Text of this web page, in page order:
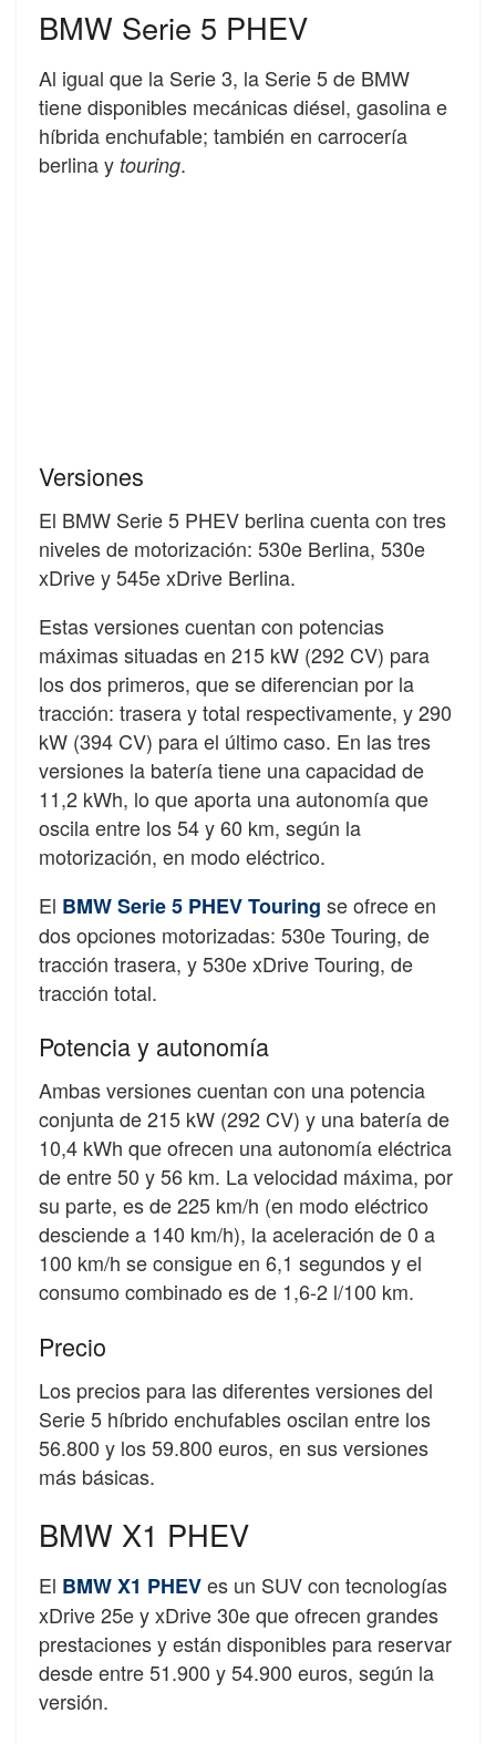
BMW Serie 5 PHEV
Al igual que la Serie 3, la Serie 5 de BMW
tiene disponibles mecánicas diésel, gasolina e
híbrida enchufable; también en carrocería
berlina y touring.
Versiones
El BMW Serie 5 PHEV berlina cuenta con tres
niveles de motorización: 530e Berlina, 530e
xDrive y 545e xDrive Berlina.
Estas versiones cuentan con potencias
máximas situadas en 215 kW (292 CV) para
los dos primeros, que se diferencian por la
tracción: trasera y total respectivamente, y 290
kW (394 CV) para el último caso. En las tres
versiones la batería tiene una capacidad de
11,2 kWh, lo que aporta una autonomía que
oscila entre los 54 y 60 km, según la
motorización, en modo eléctrico.
El BMW Serie 5 PHEV Touring se ofrece en
dos opciones motorizadas: 530e Touring, de
tracción trasera, y 530e xDrive Touring, de
tracción total.
Potencia y autonomía
Ambas versiones cuentan con una potencia
conjunta de 215 kW (292 CV) y una batería de
10,4 kWh que ofrecen una autonomía eléctrica
de entre 50 y 56 km. La velocidad máxima, por
su parte, es de 225 km/h (en modo eléctrico
desciende a 140 km/h), la aceleración de 0 a
100 km/h se consigue en 6,1 segundos y el
consumo combinado es de 1,6-2 l/100 km.
Precio
Los precios para las diferentes versiones del
Serie 5 híbrido enchufables oscilan entre los
56.800 y los 59.800 euros, en sus versiones
más básicas.
BMW X1 PHEV
El BMW X1 PHEVes un SUV con tecnologías
xDrive 25e y xDrive 30e que ofrecen grandes
prestaciones y están disponibles para reservar
desde entre 51.900 y 54.900 euros, según la
versión.